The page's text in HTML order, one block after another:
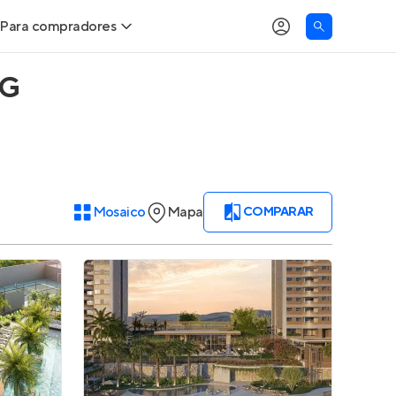
Entrar no Apto
Para compradores
Buscar um imóvel novo
Correção do INCC
Simulador de Financiamento
Encontre um corretor
Entrar no Apto
Mosaico Mapa COMPARAR